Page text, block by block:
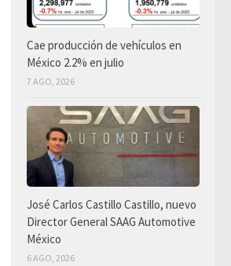
Cae producción de vehículos en
México 2.2% en julio
7 AGO, 2026
José Carlos Castillo Castillo, nuevo
Director General SAAG Automotive
México
6 AGO, 2026